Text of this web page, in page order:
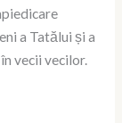
a Tatălui și a
vecii vecilor.